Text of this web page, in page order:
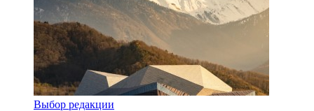
Выбор редакции